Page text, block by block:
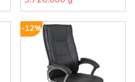
of
-12%